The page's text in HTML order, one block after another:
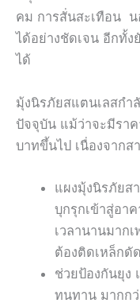
คม การสั่นสะเทือน น
ได้อย่างชัดเจน อีกทั้ง
ได้
มุ้งนิรภัยสแตนเลสกำ
ปัจจุบัน แม้ว่าจะมีรา
บาทขึ้นไป เนื่องจากส
แผงมุ้งนิรภัยส
บุกรุกเข้าสู่อา
เวลานานมาก
ต้องติดเหล็กดัด
ช่วยป้องกันยุง
ทนทาน มากก